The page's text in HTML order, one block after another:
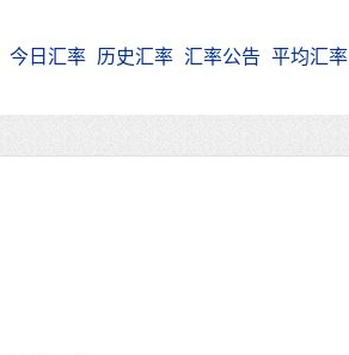
今日汇率 历史汇率 汇率公告 平均汇率